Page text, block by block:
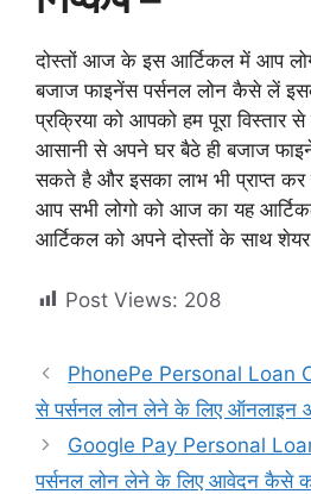
दोस्तों आज के इस आर्टिकल में आप
बजाज फाइनेंस पर्सनल लोन कैसे लें
प्रक्रिया को आपको हम पूरा विस्तार
आसानी से अपने घर बैठे ही बजाज
सकते है और इसका लाभ भी प्राप्त
आप सभी लोगो को आज का यह
आर्टिकल को अपने दोस्तों के साथ शेयर
Post Views: 208
PhonePe Personal Loan
से पर्सनल लोन लेने के लिए
Google Pay Personal
पर्सनल लोन लेने के लिए आवेदन कैसे